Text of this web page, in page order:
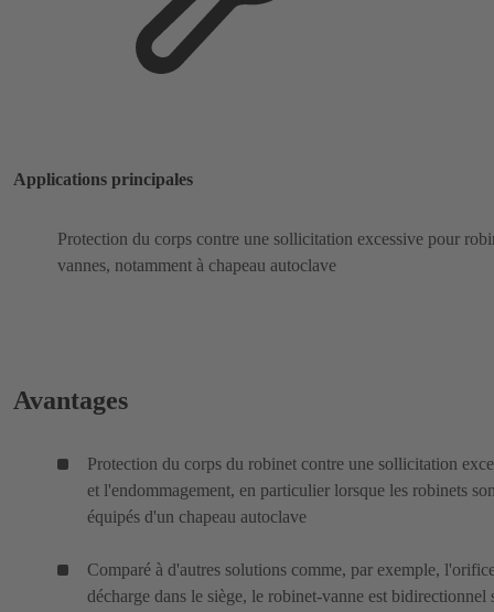
Applications principales
Protection du corps contre une sollicitation excessive pour
vannes, notamment à chapeau autoclave
Avantages
Protection du corps du robinet contre une sollicitation
et l'endommagement, en particulier lorsque les robinets
équipés d'un chapeau autoclave
Comparé à d'autres solutions comme, par exemple,
décharge dans le siège, le robinet-vanne est bidirectionnel